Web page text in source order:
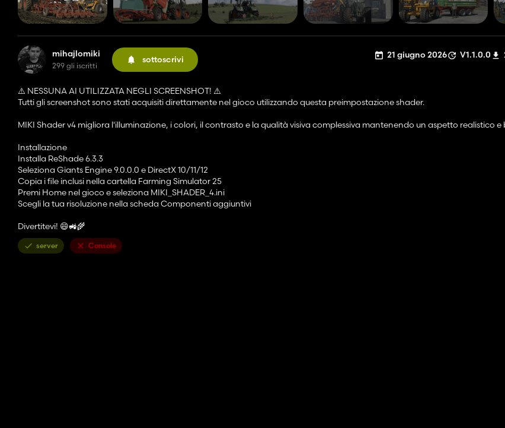
mihajlomiki
299 gli iscritti
sottoscrivi 21 giugno 2026 V1.1.0.0
⚠️ NESSUNA AI UTILIZZATA NEGLI SCREENSHOT! ⚠️
Tutti gli screenshot sono stati acquisiti direttamente nel gioco utilizzando questa preimpostazione shader.
MIKI Shader v4 migliora l'illuminazione, i colori, il contrasto e la qualità visiva complessiva mantenendo un aspetto realistico e
Installazione
Installa ReShade 6.3.3
Seleziona Giants Engine 9.0.0.0 e DirectX 10/11/12
Copia i file inclusi nella cartella Farming Simulator 25
Premi Home nel gioco e seleziona MIKI_SHADER_4.ini
Scegli la tua risoluzione nella scheda Componenti aggiuntivi
Divertitevi! 😄🚜🌾
server Console